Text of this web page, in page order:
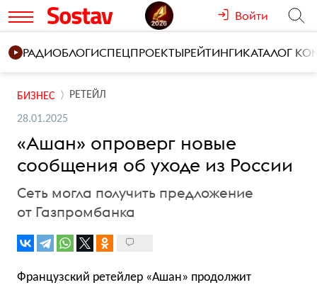
Войти
РАДИОБЛОГИСПЕЦПРОЕКТЫРЕЙТИНГИКАТАЛОГ
БИЗНЕС РЕТЕЙЛ
28.01.2025
«Ашан» опроверг новые
сообщения об уходе из России
Сеть могла получить предложение
от Газпромбанка
Французский ретейлер «Ашан» продолжит